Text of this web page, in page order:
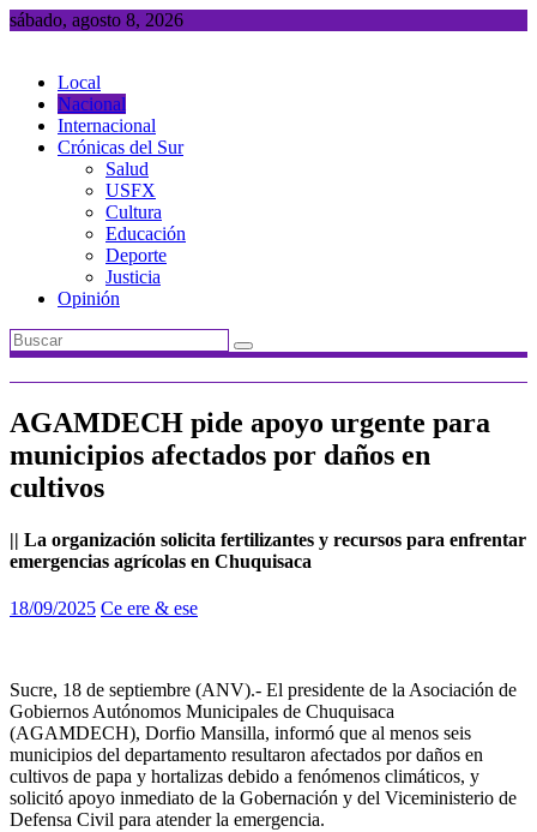
Saltar
sábado, agosto 8, 2026
Local
Nacional
Internacional
Crónicas del Sur
Salud
USFX
Cultura
Educación
Deporte
Justicia
Opinión
AGAMDECH pide apoyo urgente para
municipios afectados por daños en
cultivos
|| La organización solicita fertilizantes y recursos para enfrentar
emergencias agrícolas en Chuquisaca
18/09/2025 Ce ere & ese
Sucre, 18 de septiembre (ANV).- El presidente de la Asociación de
Gobiernos Autónomos Municipales de Chuquisaca
(AGAMDECH), Dorfio Mansilla, informó que al menos seis
municipios del departamento resultaron afectados por daños en
cultivos de papa y hortalizas debido a fenómenos climáticos, y
solicitó apoyo inmediato de la Gobernación y del Viceministerio de
Defensa Civil para atender la emergencia.